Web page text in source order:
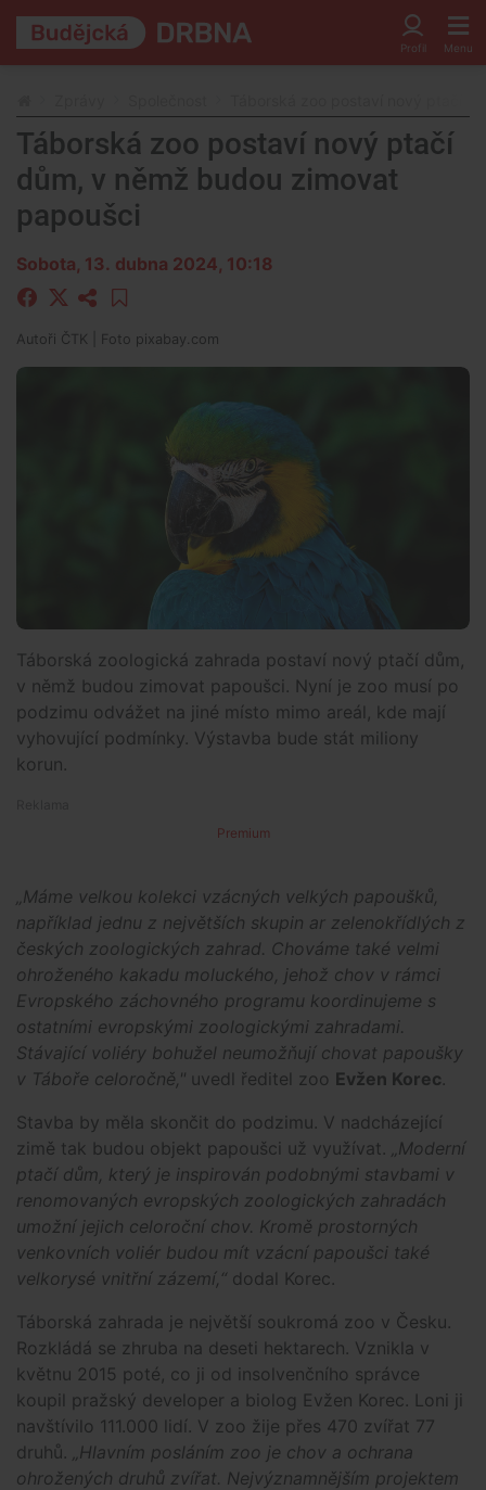
Táborská zoo postaví nový ptačí
dům, v němž budou zimovat
papoušci
Sobota, 13. dubna 2024, 10:18
Autoři ČTK | Foto pixabay.com
Táborská zoologická zahrada postaví nový ptačí dům,
v němž budou zimovat papoušci. Nyní je zoo musí po
podzimu odvážet na jiné místo mimo areál, kde mají
vyhovující podmínky. Výstavba bude stát miliony
korun.
Premium
„Máme velkou kolekci vzácných velkých papoušků,
například jednu z největších skupin ar zelenokřídlých z
českých zoologických zahrad. Chováme také velmi
ohroženého kakadu moluckého, jehož chov v rámci
Evropského záchovného programu koordinujeme s
ostatními evropskými zoologickými zahradami.
Stávající voliéry bohužel neumožňují chovat papoušky
v Táboře celoročně," uvedl ředitel zoo Evžen Korec.
Stavba by měla skončit do podzimu. V nadcházející
zimě tak budou objekt papoušci už využívat.
„Moderní
ptačí dům, který je inspirován podobnými stavbami v
renomovaných evropských zoologických zahradách
umožní jejich celoroční chov. Kromě prostorných
venkovních voliér budou mít vzácní papoušci také
velkorysé vnitřní zázemí,“ dodal Korec.
Táborská zahrada je největší soukromá zoo v Česku.
Rozkládá se zhruba na deseti hektarech. Vznikla v
květnu 2015 poté, co ji od insolvenčního správce
koupil pražský developer a biolog Evžen Korec. Loni ji
navštívilo 111.000 lidí. V zoo žije přes 470 zvířat 77
druhů.
„Hlavním posláním zoo je chov a ochrana
ohrožených druhů zvířat. Nejvýznamnějším projektem